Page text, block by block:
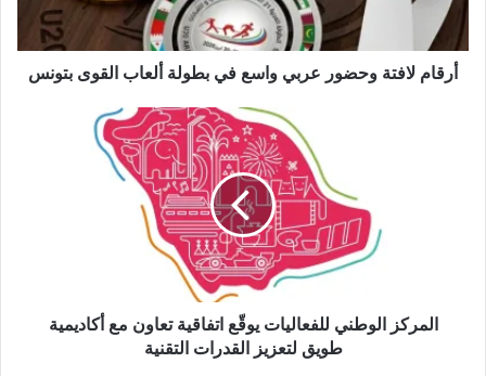
أرقام لافتة وحضور عربي واسع في بطولة ألعاب القوى بتونس
المركز الوطني للفعاليات يوقّع اتفاقية تعاون مع أكاديمية
طويق لتعزيز القدرات التقنية